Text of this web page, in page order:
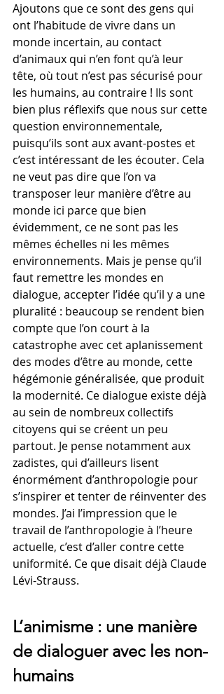
Ajoutons que ce sont des gens qui
ont l’habitude de vivre dans un
monde incertain, au contact
d’animaux qui n’en font qu’à leur
tête, où tout n’est pas sécurisé pour
les humains, au contraire ! Ils sont
bien plus réflexifs que nous sur cette
question environnementale,
puisqu’ils sont aux avant-postes et
c’est intéressant de les écouter. Cela
ne veut pas dire que l’on va
transposer leur manière d’être au
monde ici parce que bien
évidemment, ce ne sont pas les
mêmes échelles ni les mêmes
environnements. Mais je pense qu’il
faut remettre les mondes en
dialogue, accepter l’idée qu’il y a une
pluralité : beaucoup se rendent bien
compte que l’on court à la
catastrophe avec cet aplanissement
des modes d’être au monde, cette
hégémonie généralisée, que produit
la modernité. Ce dialogue existe déjà
au sein de nombreux collectifs
citoyens qui se créent un peu
partout. Je pense notamment aux
zadistes, qui d’ailleurs lisent
énormément d’anthropologie pour
s’inspirer et tenter de réinventer des
mondes. J’ai l’impression que le
travail de l’anthropologie à l’heure
actuelle, c’est d’aller contre cette
uniformité. Ce que disait déjà Claude
Lévi-Strauss.
L’animisme : une manière
de dialoguer avec les non-
humains